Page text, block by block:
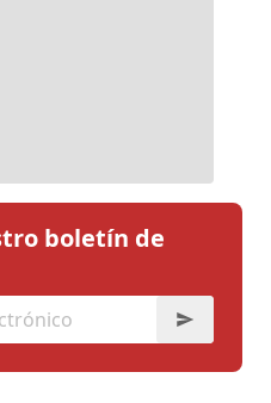
boletín de